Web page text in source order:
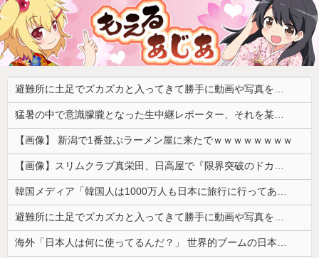
避難所に土足でズカズカと入ってきて勝手に動画や写真を撮影したメディア取材陣、挙句の果てに要求してきたのは……
猛暑の中で意識朦朧となった生中継レポーター、それを某出演者が爆笑しながら現場レポート続行を強制する動画が再注目されて……
【画像】 新潟で1番並ぶラーメン屋に来たでｗｗｗｗｗｗｗｗ
【画像】スリムクラブ真栄田、日高屋で『限界突破のドカ食い』を披露するｗｗｗｗｗｗ
韓国メディア「韓国人は1000万人も日本に旅行に行ってあげるのに、どうして日本人は韓国に来ないのか」自国に魅力がないのを棚に上げて日本を分析
避難所に土足でズカズカと入ってきて勝手に動画や写真を撮影したメディア取材陣、挙句の果てに要求してきたのは……
海外「日本人は何に使ってるんだ？」 世界的ブームの日本の食品、買ってみたものの使い道が分からない外国人が続出